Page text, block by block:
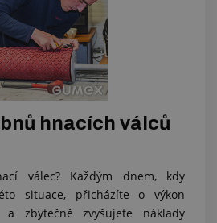
hnacích válců
válec? Každým dnem, kdy
situace, přicházíte o výkon
a zbytečně zvyšujete náklady